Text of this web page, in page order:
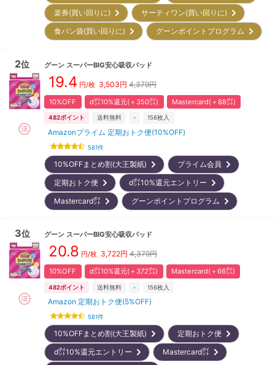
楽券(買い回りに)
サーティワン(買い回りに)
食パン袋(買い回りに)
グーンポイントプログラム
2位 グーン スーパーBIG安心吸収パッド
19.4 円/枚 3,503円 4,379円
10%OFF d㌽10%還元(＋350㌽) Mastercard(＋88㌽)
482ポイント 送料無料 - 156枚入
Amazonプライム 定期おトク便(10%OFF)
581件
10%OFFまとめ割(大王製紙)
プライム会員
定期おトク便
d㌽10%還元エントリー
Mastercard㌽
グーンポイントプログラム
3位 グーン スーパーBIG安心吸収パッド
20.8 円/枚 3,722円 4,379円
10%OFF d㌽10%還元(＋372㌽) Mastercard(＋66㌽)
482ポイント 送料無料 - 156枚入
Amazon 定期おトク便(5%OFF)
581件
10%OFFまとめ割(大王製紙)
定期おトク便
d㌽10%還元エントリー
Mastercard㌽